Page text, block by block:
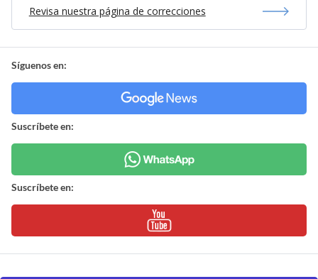
Revisa nuestra página de correcciones
Síguenos en:
Suscríbete en:
Suscríbete en: